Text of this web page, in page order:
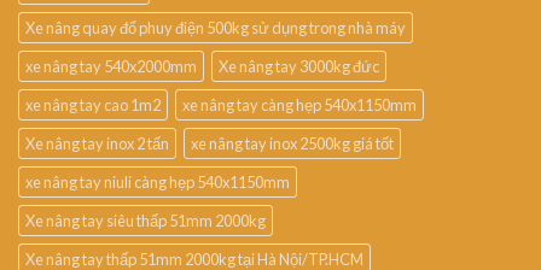
Xe nâng quay đổ phuy điện 500kg sử dụng trong nhà máy
xe nâng tay 540x2000mm
Xe nâng tay 3000kg đức
xe nâng tay cao 1m2
xe nâng tay càng hẹp 540x1150mm
Xe nâng tay inox 2 tấn
xe nâng tay inox 2500kg giá tốt
xe nâng tay niuli càng hẹp 540x1150mm
Xe nâng tay siêu thấp 51mm 2000kg
Xe nâng tay thấp 51mm 2000kg tại Hà Nội/TP.HCM